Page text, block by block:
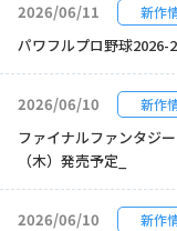
2026/06/11 新作
パワフルプロ野球2026-
2026/06/10 新作
ファイナルファンタジ
（木）発売予定_
2026/06/10 新作